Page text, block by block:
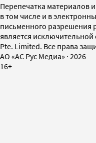
Перепечатка материалов
в том числе и в
письменного разрешения
является
Pte. Limited. Все права
AO «АС Рус Медиа» · 2026
16+